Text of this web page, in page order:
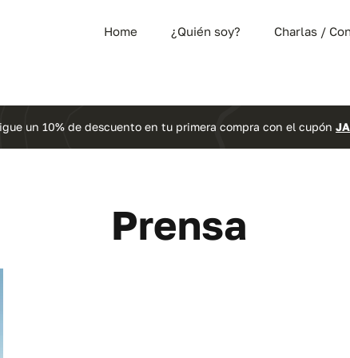
Home ¿Quién soy? Charlas /
un 10% de descuento en tu primera compra con el cupón
Prensa